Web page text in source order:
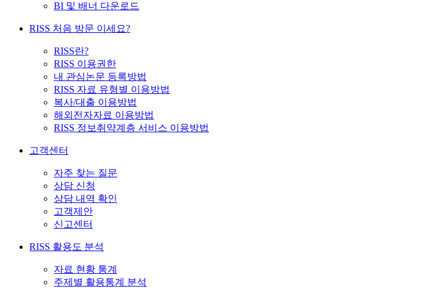
BI 및 배너 다운로드
RISS 처음 방문 이세요?
RISS란?
RISS 이용권한
내 관심논문 등록방법
RISS 자료 유형별 이용방법
복사/대출 이용방법
해외전자자료 이용방법
RISS 정보취약계층 서비스 이용방법
고객센터
자주 찾는 질문
상담 신청
상담 내역 확인
고객제안
신고센터
RISS 활용도 분석
자료 현황 통계
주제별 활용통계 분석